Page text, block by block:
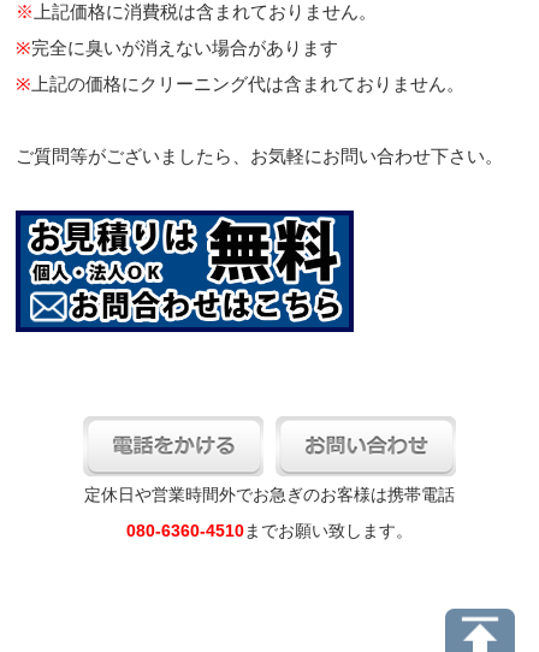
※ 上記価格に消費税は含まれておりません。
※完全に臭いが消えない場合があります
※ 上記の価格にクリーニング代は含まれておりません。
ご質問等がございましたら、お気軽にお問い合わせ下さい。
定休日や営業時間外でお急ぎのお客様は携帯電話
080-6360-4510までお願い致します。